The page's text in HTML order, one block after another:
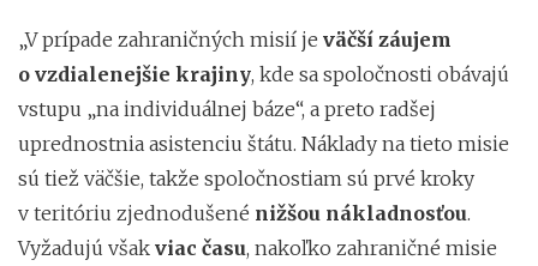
„V prípade zahraničných misií je väčší záujem
o vzdialenejšie krajiny, kde sa spoločnosti obávajú
vstupu „na individuálnej báze“, a preto radšej
uprednostnia asistenciu štátu. Náklady na tieto misie
sú tiež väčšie, takže spoločnostiam sú prvé kroky
v teritóriu zjednodušené nižšou nákladnosťou.
Vyžadujú však viac času, nakoľko zahraničné misie